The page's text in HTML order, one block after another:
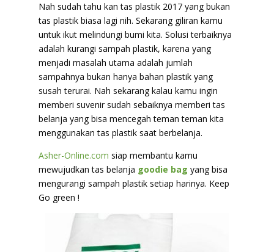
Nah sudah tahu kan tas plastik 2017 yang bukan
tas plastik biasa lagi nih. Sekarang giliran kamu
untuk ikut melindungi bumi kita. Solusi terbaiknya
adalah kurangi sampah plastik, karena yang
menjadi masalah utama adalah jumlah
sampahnya bukan hanya bahan plastik yang
susah terurai. Nah sekarang kalau kamu ingin
memberi suvenir sudah sebaiknya memberi tas
belanja yang bisa mencegah teman teman kita
menggunakan tas plastik saat berbelanja.
Asher-Online.com siap membantu kamu
mewujudkan tas belanja goodie bag yang bisa
mengurangi sampah plastik setiap harinya. Keep
Go green !